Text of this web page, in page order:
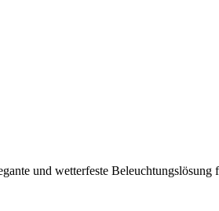
und wetterfeste Beleuchtungslösung